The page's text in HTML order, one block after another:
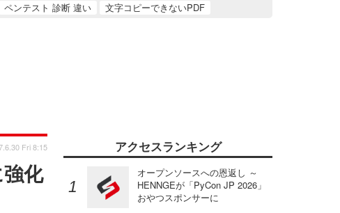
ペンテスト 診断 違い 文字コピーできないPDF
化
Fri 8:15 アクセスランキング
オープンソースへの恩返し ～
HENNGEが「PyCon JP 2026」
おやつスポンサーに